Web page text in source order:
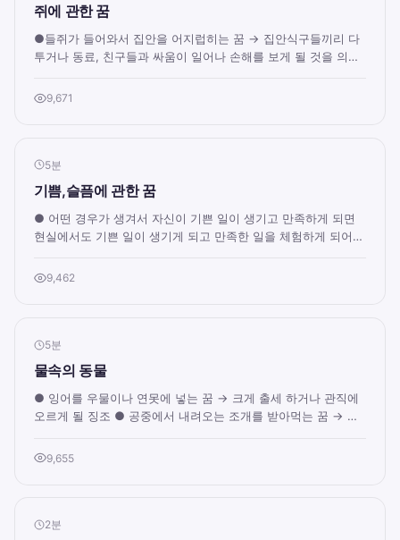
쥐에 관한 꿈
●들쥐가 들어와서 집안을 어지럽히는 꿈 → 집안식구들끼리 다
투거나 동료, 친구들과 싸움이 일어나 손해를 보게 될 것을 의미
9,671
5분
기쁨,슬픔에 관한 꿈
● 어떤 경우가 생겨서 자신이 기쁜 일이 생기고 만족하게 되면
현실에서도 기쁜 일이 생기게 되고 만족한 일을 체험하게 되어
9,462
5분
물속의 동물
● 잉어를 우물이나 연못에 넣는 꿈 → 크게 출세 하거나 관직에
오르게 될 징조 ● 공중에서 내려오는 조개를 받아먹는 꿈 → 일
9,655
2분